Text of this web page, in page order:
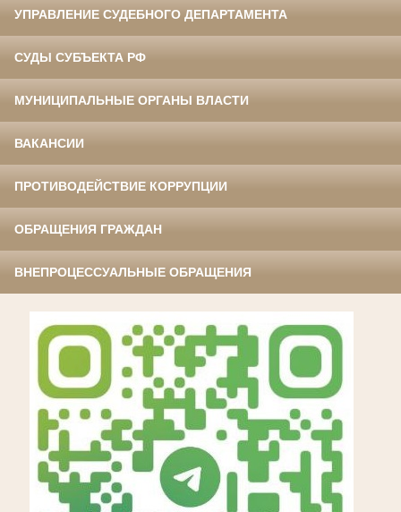
УПРАВЛЕНИЕ СУДЕБНОГО ДЕПАРТАМЕНТА
СУДЫ СУБЪЕКТА РФ
МУНИЦИПАЛЬНЫЕ ОРГАНЫ ВЛАСТИ
ВАКАНСИИ
ПРОТИВОДЕЙСТВИЕ КОРРУПЦИИ
ОБРАЩЕНИЯ ГРАЖДАН
ВНЕПРОЦЕССУАЛЬНЫЕ ОБРАЩЕНИЯ